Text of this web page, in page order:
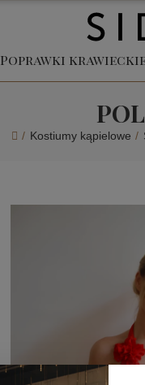
Poprawki
Kostiumy kąpielowe